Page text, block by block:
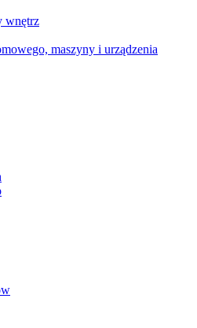
wnętrz
maszyny i urządzenia